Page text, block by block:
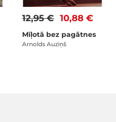
10,88 €
12,95 €
Mīļotā bez pagātnes
Arnolds Auziņš